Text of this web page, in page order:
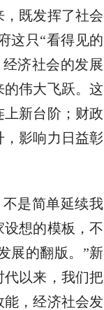
既发挥了社会
这只“看得见的
济社会的发展
的伟大飞跃。这
新台阶；财政
，影响力日益彰
是简单延续我
设想的模板，不
展的翻版。”新
代以来，我们把
能，经济社会发